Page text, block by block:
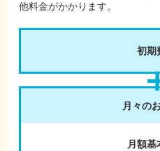
他料金がかかります。
初期
月々の
月額基